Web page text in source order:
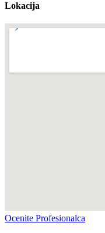
Lokacija
Ocenite Profesionalca